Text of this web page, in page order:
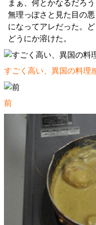
まぁ、何とかなるだろ
無理っぽさと見た目の
になってアレだった。
どうにか溶けた。
すごく高い、異国の料理
前